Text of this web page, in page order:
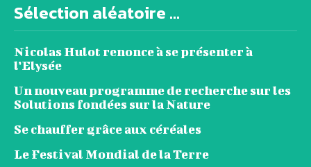
Sélection aléatoire ...
Nicolas Hulot renonce à se présenter à
l’Elysée
Un nouveau programme de recherche sur les
Solutions fondées sur la Nature
Se chauffer grâce aux céréales
Le Festival Mondial de la Terre